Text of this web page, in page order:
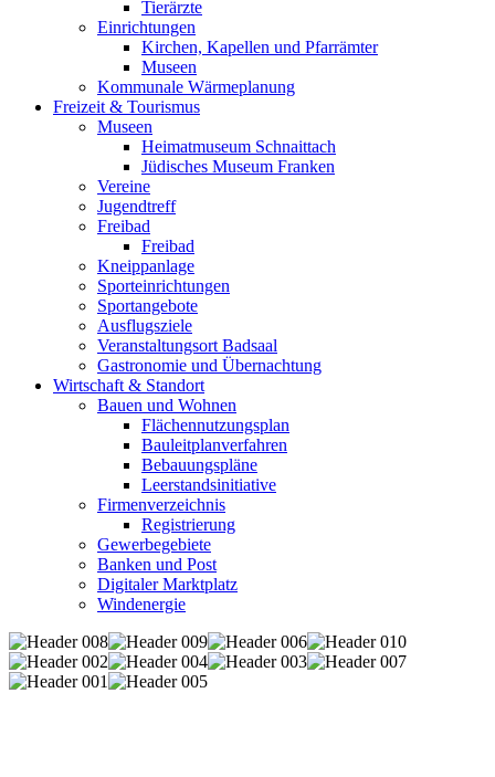
Tierärzte
Einrichtungen
Kirchen, Kapellen und Pfarrämter
Museen
Kommunale Wärmeplanung
Freizeit & Tourismus
Museen
Heimatmuseum Schnaittach
Jüdisches Museum Franken
Vereine
Jugendtreff
Freibad
Freibad
Kneippanlage
Sporteinrichtungen
Sportangebote
Ausflugsziele
Veranstaltungsort Badsaal
Gastronomie und Übernachtung
Wirtschaft & Standort
Bauen und Wohnen
Flächennutzungsplan
Bauleitplanverfahren
Bebauungspläne
Leerstandsinitiative
Firmenverzeichnis
Registrierung
Gewerbegebiete
Banken und Post
Digitaler Marktplatz
Windenergie